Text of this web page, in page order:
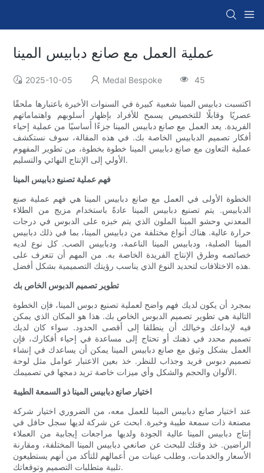
عملية العمل مع صانع دبابيس المينا
2025-10-05 Medal Bespoke 45
اكتسبت دبابيس المينا شعبية كبيرة في السنوات الأخيرة باعتبارها ملحقًا
عصريًا وقابلًا للتخصيص يسمح للأفراد بإظهار أسلوبهم واهتماماتهم
الفريدة. يعد العمل مع صانع دبابيس المينا جزءًا أساسيًا من عملية إحياء
أفكار تصميم الدبابيس الخاصة بك. في هذه المقالة، سوف نستكشف
عملية التعاون مع صانع دبابيس المينا خطوة بخطوة، من تطوير المفهوم
الأولي إلى الإنتاج النهائي والتسليم.
فهم عملية تصنيع دبابيس المينا
الخطوة الأولى في العمل مع صانع دبابيس المينا هي فهم عملية صنع
الدبابيس. يتم تصنيع دبابيس المينا عادةً باستخدام مزيج من الطلاء
المعدني وحشو المينا الملون الذي يتم خبزه على الدبوس في درجات
حرارة عالية. هناك أنواع مختلفة من دبابيس المينا، بما في ذلك دبابيس
المينا الصلبة، ودبابيس المينا الناعمة، ودبابيس الصب. كل نوع لديه
خصائصه وطرق الإنتاج الفريدة الخاصة به. من المهم أن تتعرف على
هذه الاختلافات لتحديد النوع الذي يناسب رؤيتك التصميمية بشكل أفضل.
تطوير تصميم الدبوس الخاص بك
بمجرد أن يكون لديك فهم واضح لعملية تصنيع دبوس المينا، فإن الخطوة
التالية هي تطوير تصميم الدبوس الخاص بك. هذا هو المكان الذي يمكن
فيه لإبداعك وخيالك أن ينطلقا إلى أقصى الحدود. سواء كان لديك
تصميم محدد في ذهنك أو تحتاج إلى مساعدة في إحياء أفكارك، فإن
العمل بشكل وثيق مع صانع دبابيس المينا يمكن أن يساعدك في إنشاء
تصميم دبوس فريد وجذاب للنظر. خذ بعين الاعتبار عوامل مثل لوحة
الألوان والحجم والشكل وأي ميزات خاصة تريد دمجها في تصميمك.
اختيار صانع دبابيس المينا ذو السمعة الطيبة
عند اختيار صانع دبابيس المينا للعمل معه، من الضروري اختيار شركة
مصنعة ذات سمعة طيبة وخبرة. ابحث عن شركة لديها سجل حافل في
إنتاج دبابيس المينا عالية الجودة ولديها مراجعات إيجابية من العملاء
الراضين. خذ وقتك للبحث عن صانعي دبابيس المينا المختلفة، ومقارنة
الأسعار والخدمات، وطلب عينات من أعمالهم للتأكد من أنهم يستطيعون
تلبية متطلبات التصميم وتوقعاتك.